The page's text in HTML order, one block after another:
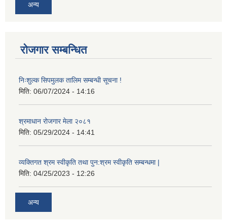
अन्य
रोजगार सम्बन्धित
निःशुल्क सिपमुलक तालिम सम्बन्धी सूचना !
मिति: 06/07/2024 - 14:16
श्रमाधान रोजगार मेला २०८१
मिति: 05/29/2024 - 14:41
व्यक्तिगत श्रम स्वीकृति तथा पुन:श्रम स्वीकृति सम्बन्धमा |
मिति: 04/25/2023 - 12:26
अन्य